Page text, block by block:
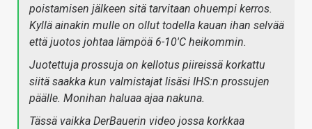
poistamisen jälkeen sitä tarvitaan ohuempi kerros.
Kyllä ainakin mulle on ollut todella kauan ihan selvää
että juotos johtaa lämpöä 6-10'C heikommin.
Juotettuja prossuja on kellotus piireissä korkattu
siitä saakka kun valmistajat lisäsi IHS:n prossujen
päälle. Monihan haluaa ajaa nakuna.
Tässä vaikka DerBauerin video jossa korkkaa